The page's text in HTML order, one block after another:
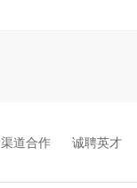
渠道合作 诚聘英才